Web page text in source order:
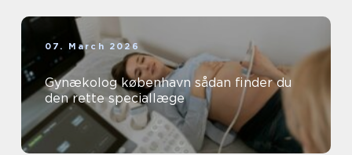
07. March 2026
Gynækolog københavn sådan finder du
den rette speciallæge